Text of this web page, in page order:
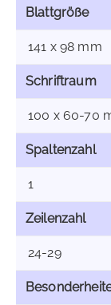
Blattgröße
141 x 98 mm
Schriftraum
100 x 60-70
Spaltenzahl
1
Zeilenzahl
24-29